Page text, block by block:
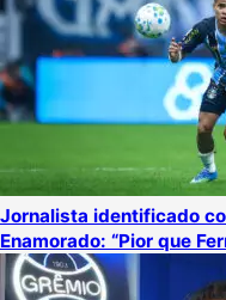
Jornalista identificado
Enamorado: “Pior que